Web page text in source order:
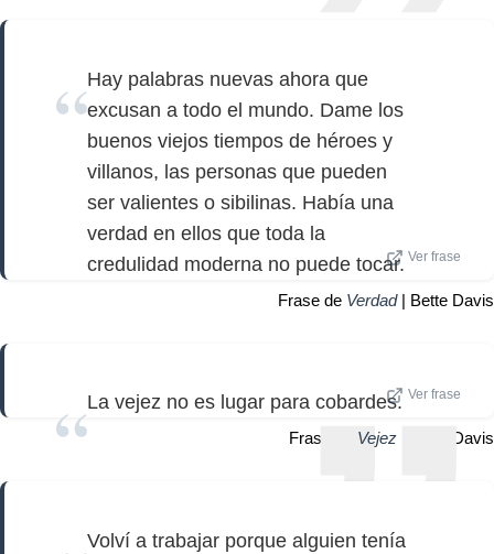
Hay palabras nuevas ahora que
excusan a todo el mundo. Dame los
buenos viejos tiempos de héroes y
villanos, las personas que pueden
ser valientes o sibilinas. Había una
verdad en ellos que toda la
credulidad moderna no puede tocar. Ver frase
Frase de Verdad| Bette Davis
La vejez no es lugar para cobardes. Ver frase
Frase de Vejez | Bette Davis
Volví a trabajar porque alguien tenía